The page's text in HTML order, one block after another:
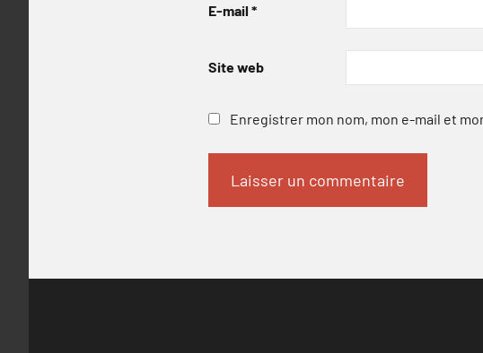
E-mail *
Site web
Enregistrer mon nom, mon e-mail et